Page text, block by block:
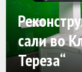
A
Rсали во
Тереза“